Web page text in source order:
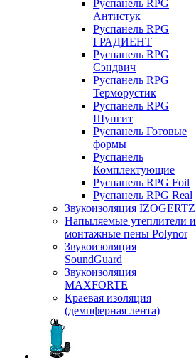
Руспанель RPG
Антистук
Руспанель RPG
ГРАДИЕНТ
Руспанель RPG
Сэндвич
Руспанель RPG
Терморустик
Руспанель RPG
Шунгит
Руспанель Готовые
формы
Руспанель
Комплектующие
Руспанель RPG Foil
Руспанель RPG Real
Звукоизоляция IZOGERTZ
Напыляемые утеплители и
монтажные пены Polynor
Звукоизоляция
SoundGuard
Звукоизоляция
MAXFORTE
Краевая изоляция
(демпферная лента)